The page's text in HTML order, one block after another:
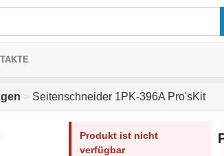
> Seitenschneider 1PK-396A Pro'sKit
Produkt ist nicht
verfügbar